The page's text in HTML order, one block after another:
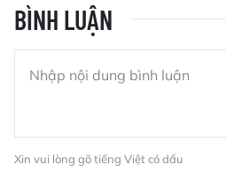
BÌNH LUẬN
Xin vui lòng gõ tiếng Việt có dấu